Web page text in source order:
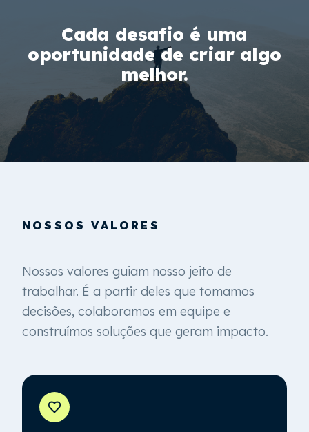
Cada desafio é uma
oportunidade de criar algo
melhor.
NOSSOS VALORES
Nossos valores guiam nosso jeito de
trabalhar. É a partir deles que tomamos
decisões, colaboramos em equipe e
construímos soluções que geram impacto.